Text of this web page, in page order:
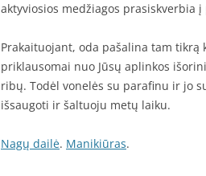
aktyviosios medžiagos prasiskverbia
Prakaituojant, oda pašalina tam tikrą
priklausomai nuo Jūsų aplinkos
ribų. Todėl vonelės su parafinu ir jo
išsaugoti ir šaltuoju metų laiku.
Nagų dailė. Manikiūras.